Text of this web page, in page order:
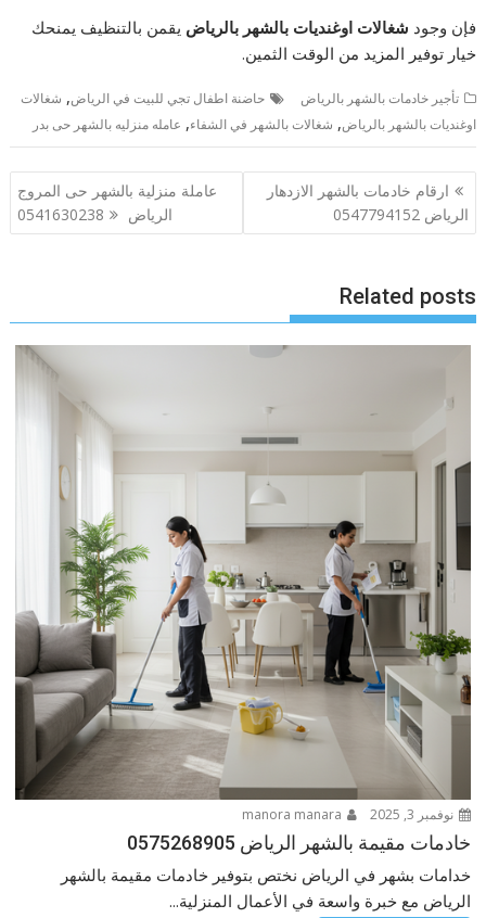
فإن وجود شغالات اوغنديات بالشهر بالرياض يقمن بالتنظيف يمنحك
خيار توفير المزيد من الوقت الثمين.
تأجير خادمات بالشهر بالرياض حاضنة اطفال تجي للبيت في الرياض, شغالات
اوغنديات بالشهر بالرياض, شغالات بالشهر في الشفاء, عامله منزليه بالشهر حى بدر
تصفّح
المقالات
ارقام خادمات بالشهر الازدهار
الرياض 0547794152
عاملة منزلية بالشهر حى المروج
الرياض 0541630238
Related posts
نوفمبر 3, 2025
خادمات مقيمة بالشهر الرياض 0575268905
خدامات بشهر في الرياض نختص بتوفير خادمات مقيمة بالشهر
الرياض مع خبرة واسعة في الأعمال المنزلية...